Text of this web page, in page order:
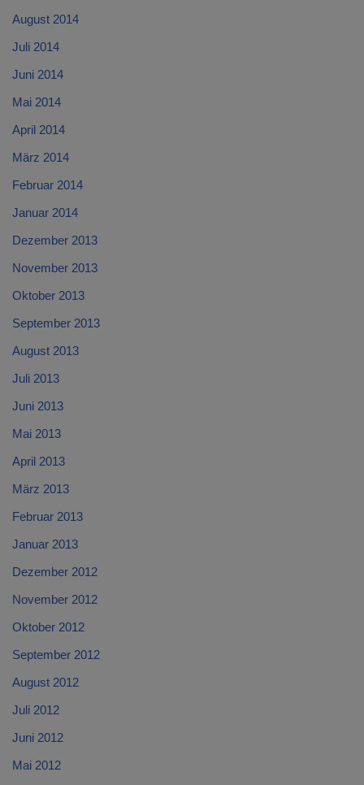
August 2014
Juli 2014
Juni 2014
Mai 2014
April 2014
März 2014
Februar 2014
Januar 2014
Dezember 2013
November 2013
Oktober 2013
September 2013
August 2013
Juli 2013
Juni 2013
Mai 2013
April 2013
März 2013
Februar 2013
Januar 2013
Dezember 2012
November 2012
Oktober 2012
September 2012
August 2012
Juli 2012
Juni 2012
Mai 2012